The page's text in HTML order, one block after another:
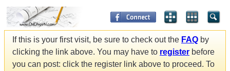
If this is your first visit, be sure to check out the FAQ by
clicking the link above. You may have to register before
you can post: click the register link above to proceed. To